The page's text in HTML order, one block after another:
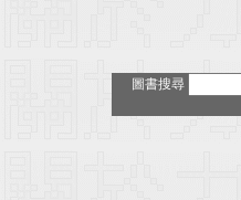
圖書搜尋